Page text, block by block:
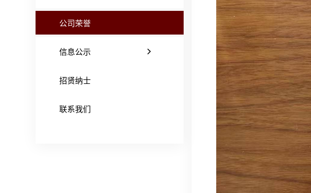
公司荣誉
信息公示
招贤纳士
联系我们